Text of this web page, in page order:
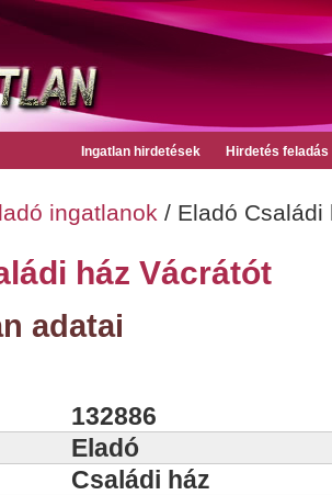
Ingatlan hirdetések Hirdetés feladás
ingatlanok / Eladó Családi
ház Vácrátót
adatai
132886
Eladó
Családi ház